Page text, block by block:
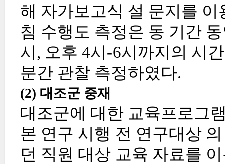
해 자가보고식 설 문지를
침 수행도 측정은 동 기간
시, 오후 4시-6시까지의 시
분간 관찰 측정하였다.
(2) 대조군 중재
대조군에 대한 교육프로그
본 연구 시행 전 연구대상
던 직원 대상 교육 자료를